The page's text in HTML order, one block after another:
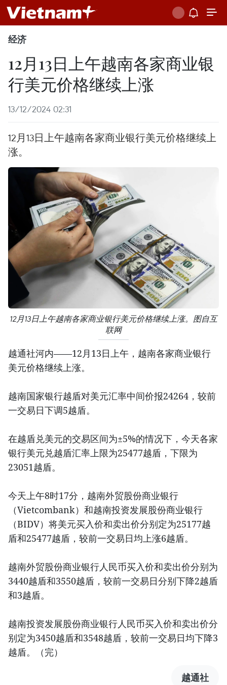
经济
12月13日上午越南各家商业银
行美元价格继续上涨
13/12/2024 02:31
12月13日上午越南各家商业银行美元价格继续上
涨。
12月13日上午越南各家商业银行美元价格继续上涨。图自互
联网
越通社河内——12月13日上午，越南各家商业银行
美元价格继续上涨。
越南国家银行越盾对美元汇率中间价报24264，较前
一交易日下调5越盾。
在越盾兑美元的交易区间为±5%的情况下，今天各家
银行美元兑越盾汇率上限为25477越盾，下限为
23051越盾。
今天上午8时17分，越南外贸股份商业银行
（Vietcombank）和越南投资发展股份商业银行
（BIDV）将美元买入价和卖出价分别定为25177越
盾和25477越盾，较前一交易日均上涨6越盾。
越南外贸股份商业银行人民币买入价和卖出价分别为
3440越盾和3550越盾，较前一交易日分别下降2越盾
和3越盾。
越南投资发展股份商业银行人民币买入价和卖出价分
别定为3450越盾和3548越盾，较前一交易日均下降3
越盾。（完）
越通社